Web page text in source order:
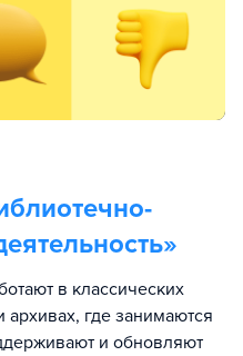
»
в классических
архивах, где занимаются
и обновляют